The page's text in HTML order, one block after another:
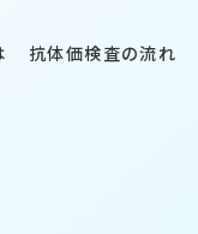
抗体価検査の流れ